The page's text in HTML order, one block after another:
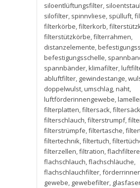
siloentlüftungsfilter,
silofilter, spinnvliese, spülluft,
filterkörbe,filterkorb,
filterstützkörbe,filterrahmen,
distanzelemente,
befestigungsschelle,
spannbänder,klimafilter,
abluftfilter, gewindestange,
doppelwulst,umschlag,naht,
luftförderinnengewebe,
filterplatten,filtersack,
filterschlauch,filterstrumpf,
filterstrümpfe,filtertasche,
filtertechnik,filtertuch,
filterzellen,filtration,
flachschlauch,flachschläuche,
flachschlauchfilter,
gewebe, gewebefilter,